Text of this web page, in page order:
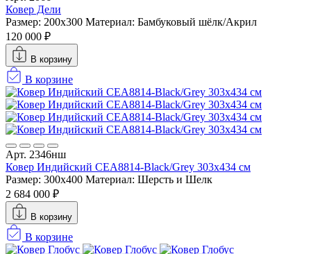
Ковер Дели
Размер: 200x300 Материал: Бамбуковый шёлк/Акрил
120 000 ₽
В корзину
В корзине
Арт. 2346нш
Ковер Индийский CEA8814-Black/Grey 303x434 см
Размер: 300x400 Материал: Шерсть и Шелк
2 684 000 ₽
В корзину
В корзине